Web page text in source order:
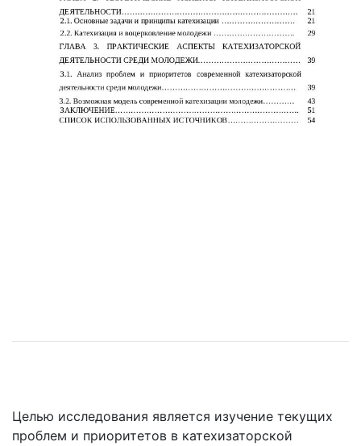
Целью исследования является изучение текущих
проблем и приоритетов в катехизаторской